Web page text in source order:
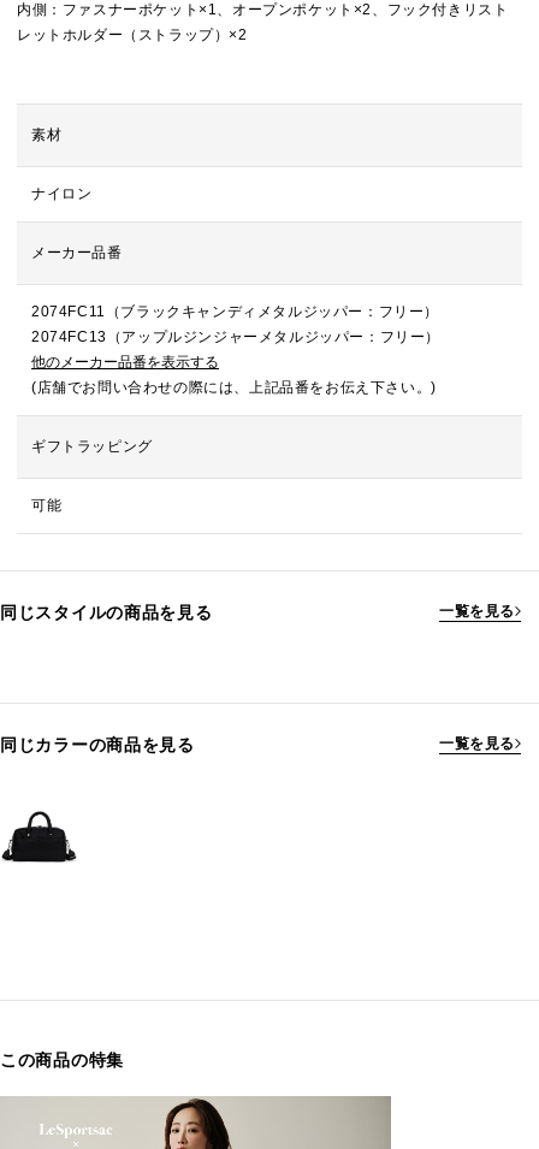
内側：ファスナーポケット×1、オープンポケット×2、フック付きリスト
レットホルダー（ストラップ）×2
素材
ナイロン
メーカー品番
2074FC11（ブラックキャンディメタルジッパー：フリー）
2074FC13（アップルジンジャーメタルジッパー：フリー）
他のメーカー品番を表示する
(店舗でお問い合わせの際には、上記品番をお伝え下さい。)
ギフトラッピング
可能
同じスタイルの商品を見る 一覧を見る
同じカラーの商品を見る 一覧を見る
この商品の特集